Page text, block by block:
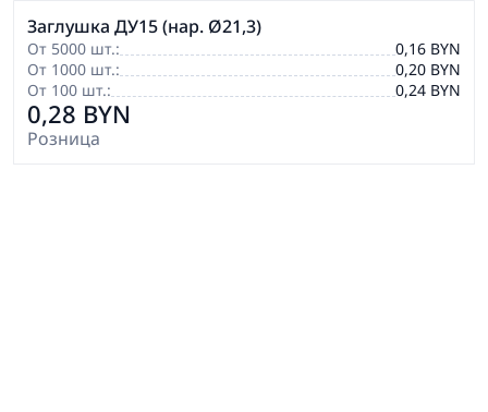
Заглушка ДУ15 (нар. Ø21,3)
От 5000 шт.:
0,16 BYN
От 1000 шт.:
0,20 BYN
От 100 шт.:
0,24 BYN
0,28 BYN
Розница